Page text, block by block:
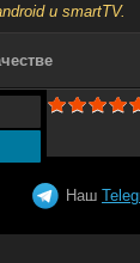
и smartTV.
Наш